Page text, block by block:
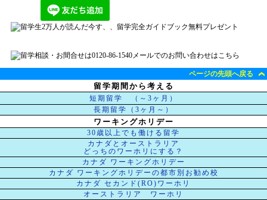
ページの先頭へ戻る
留学期間から考える
短期留学 （～3ヶ月）
長期留学（3ヶ月～）
ワーキングホリデー
30歳以上でも働ける留学
カナダとオーストラリア
どっちのワーホリにする？
カナダ ワーキングホリデー
カナダ ワーキングホリデーの都市別お勧め校
カナダ セカンド(RO)ワーホリ
オーストラリア ワーホリ